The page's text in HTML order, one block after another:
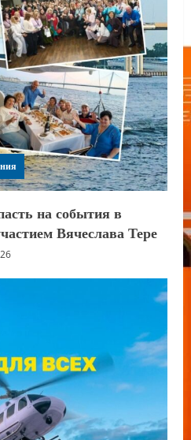
на события в
Вячеслава Тере